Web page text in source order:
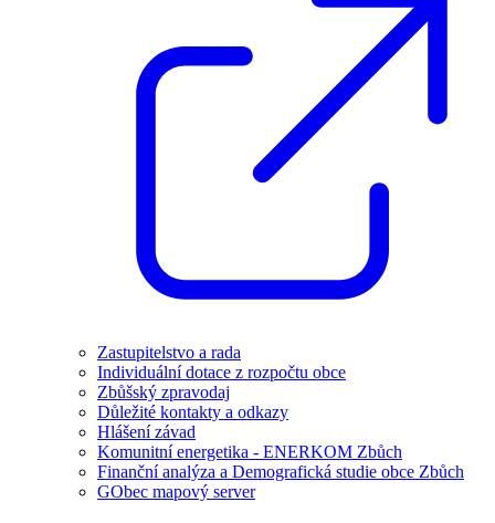
Zastupitelstvo a rada
Individuální dotace z rozpočtu obce
Zbůšský zpravodaj
Důležité kontakty a odkazy
Hlášení závad
Komunitní energetika - ENERKOM Zbůch
Finanční analýza a Demografická studie obce Zbůch
GObec mapový server